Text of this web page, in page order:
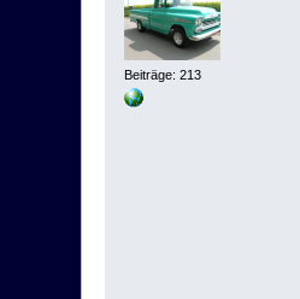
Beiträge: 213